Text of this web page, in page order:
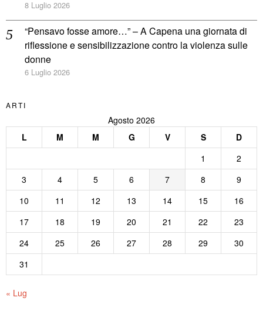
8 Luglio 2026
“Pensavo fosse amore…” – A Capena una giornata di
riflessione e sensibilizzazione contro la violenza sulle
donne
6 Luglio 2026
ARTI
Agosto 2026
L
M M G V S
D
1
2
3
4 5 6 7 8
9
10
11 12 13 14 15
16
17
18 19 20 21 22
23
24
25 26 27 28 29
30
31
« Lug